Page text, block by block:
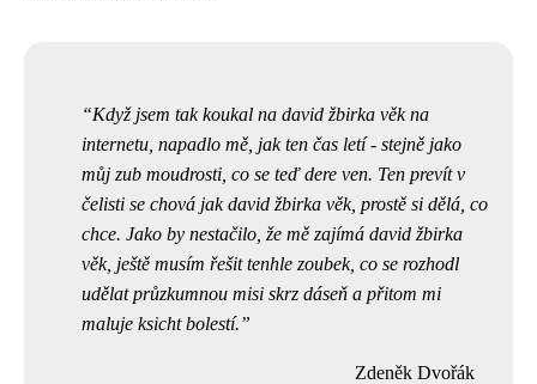
Když jsem tak koukal na david žbirka věk na
internetu, napadlo mě, jak ten čas letí - stejně jako
můj zub moudrosti, co se teď dere ven. Ten prevít v
čelisti se chová jakdavid žbirka věk, prostě si dělá, co
chce. Jako by nestačilo, že mě zajímá david žbirka
věk, ještě musím řešit tenhle zoubek, co se rozhodl
udělat průzkumnou misi skrz dáseň a přitom mi
maluje ksicht bolestí.
Zdeněk Dvořák